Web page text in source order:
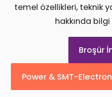
temel özellikleri, teknik
hakkında
Broşür
Power & SMT-